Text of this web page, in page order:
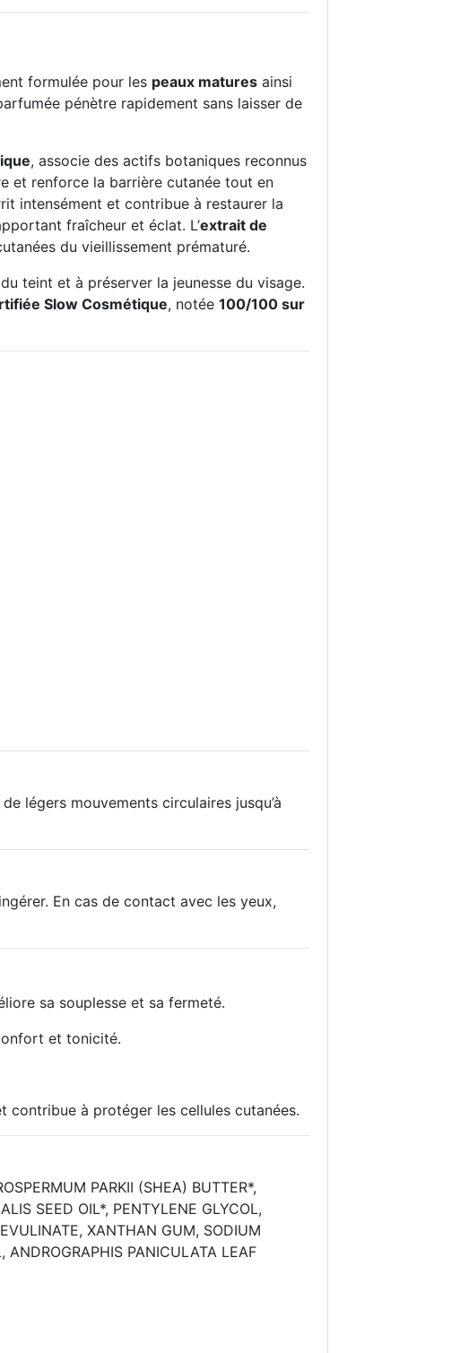
formulée pour les peaux matures ainsi
pénètre rapidement sans laisser de
, associe des actifs botaniques reconnus
et renforce la barrière cutanée tout en
intensément et contribue à restaurer la
fraîcheur et éclat. L’extrait de
du vieillissement prématuré.
teint et à préserver la jeunesse du visage.
Slow Cosmétique, notée 100/100 sur
légers mouvements circulaires jusqu’à
En cas de contact avec les yeux,
sa souplesse et sa fermeté.
et tonicité.
contribue à protéger les cellules cutanées.
PARKII (SHEA) BUTTER*,
SEED OIL*, PENTYLENE GLYCOL,
XANTHAN GUM, SODIUM
ANDROGRAPHIS PANICULATA LEAF